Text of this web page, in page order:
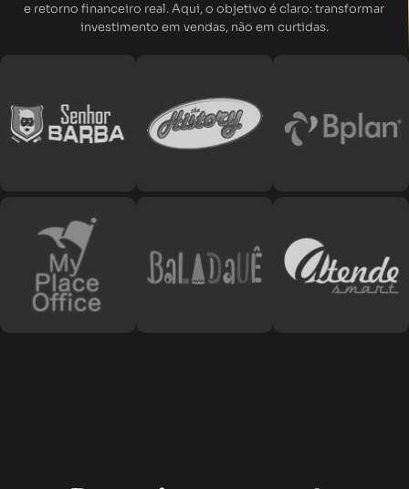
e retorno financeiro real. Aqui, o objetivo é claro: transformar
investimento em vendas, não em curtidas.